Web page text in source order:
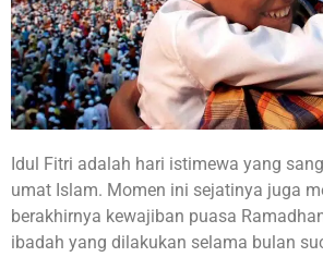
Idul Fitri adalah hari istimewa yang
umat Islam. Momen ini sejatinya juga
berakhirnya kewajiban puasa
ibadah yang dilakukan selama bulan